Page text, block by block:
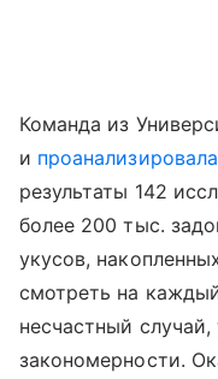
Команда из
и проанализировала
результаты 142
более 200 тыс.
укусов,
смотреть на
несчастный
закономерности.